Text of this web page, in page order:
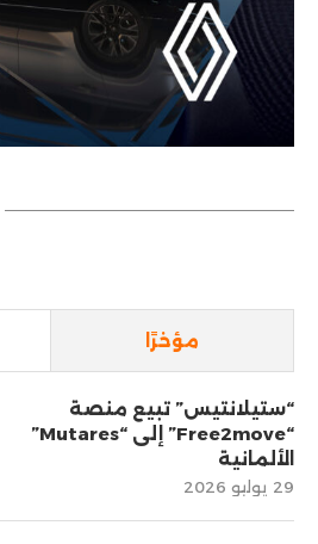
مؤخرًا
“ستيلانتيس” تبيع منصة
“Free2move” إلى “Mutares”
الألمانية
29 يوليو 2026